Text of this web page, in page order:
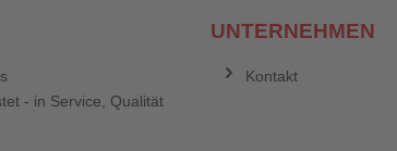
- in Service, Qualität
UNTERNEHMEN
Kontakt